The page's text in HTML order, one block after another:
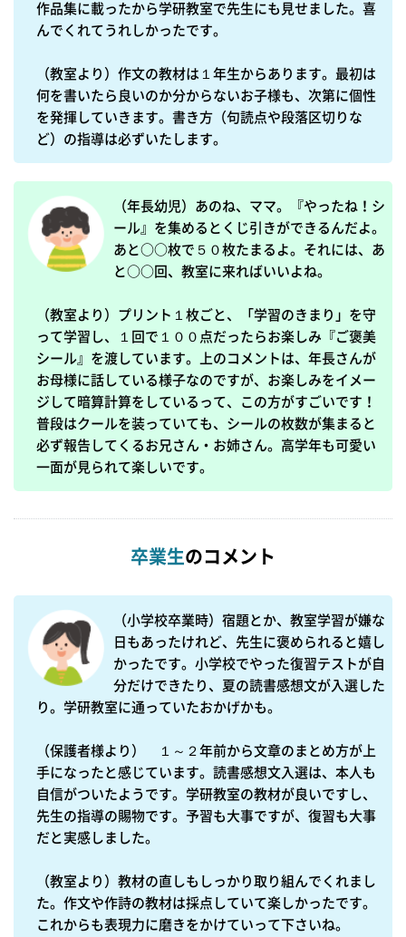
作品集に載ったから学研教室で先生にも見せました。喜
んでくれてうれしかったです。
（教室より）作文の教材は１年生からあります。最初は
何を書いたら良いのか分からないお子様も、次第に個性
を発揮していきます。書き方（句読点や段落区切りな
ど）の指導は必ずいたします。
（年長幼児）あのね、ママ。『やったね！シ
ール』を集めるとくじ引きができるんだよ。
あと○○枚で５０枚たまるよ。それには、あ
と○○回、教室に来ればいいよね。
（教室より）プリント１枚ごと、「学習のきまり」を守
って学習し、１回で１００点だったらお楽しみ『ご褒美
シール』を渡しています。上のコメントは、年長さんが
お母様に話している様子なのですが、お楽しみをイメー
ジして暗算計算をしているって、この方がすごいです！
普段はクールを装っていても、シールの枚数が集まると
必ず報告してくるお兄さん・お姉さん。高学年も可愛い
卒業生のコメント
（小学校卒業時）宿題とか、教室学習が嫌な
日もあったけれど、先生に褒められると嬉し
かったです。小学校でやった復習テストが自
分だけできたり、夏の読書感想文が入選した
り。学研教室に通っていたおかげかも。
（保護者様より）　１～２年前から文章のまとめ方が上
手になったと感じています。読書感想文入選は、本人も
自信がついたようです。学研教室の教材が良いですし、
先生の指導の賜物です。予習も大事ですが、復習も大事
だと実感しました。
（教室より）教材の直しもしっかり取り組んでくれまし
た。作文や作詩の教材は採点していて楽しかったです。
これからも表現力に磨きをかけていって下さいね。